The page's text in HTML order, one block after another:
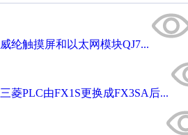
​威纶触摸屏和以太网模块QJ7...
三菱PLC由FX1S更换成FX3SA后...